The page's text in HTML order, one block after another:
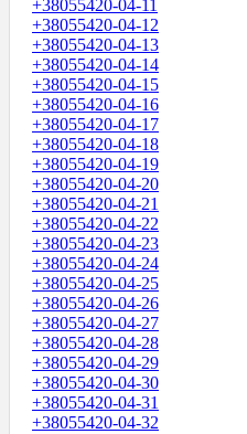
+38055420-04-11
+38055420-04-12
+38055420-04-13
+38055420-04-14
+38055420-04-15
+38055420-04-16
+38055420-04-17
+38055420-04-18
+38055420-04-19
+38055420-04-20
+38055420-04-21
+38055420-04-22
+38055420-04-23
+38055420-04-24
+38055420-04-25
+38055420-04-26
+38055420-04-27
+38055420-04-28
+38055420-04-29
+38055420-04-30
+38055420-04-31
+38055420-04-32